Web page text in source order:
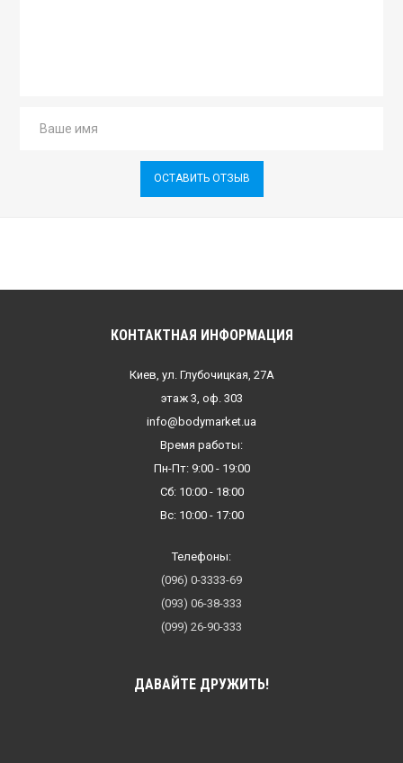
ОСТАВИТЬ ОТЗЫВ
КОНТАКТНАЯ ИНФОРМАЦИЯ
Киев, ул. Глубочицкая, 27А
этаж 3, оф. 303
info@bodymarket.ua
Время работы:
Пн-Пт: 9:00 - 19:00
Сб: 10:00 - 18:00
Вс: 10:00 - 17:00
Телефоны:
(096) 0-3333-69
(093) 06-38-333
(099) 26-90-333
ДАВАЙТЕ ДРУЖИТЬ!